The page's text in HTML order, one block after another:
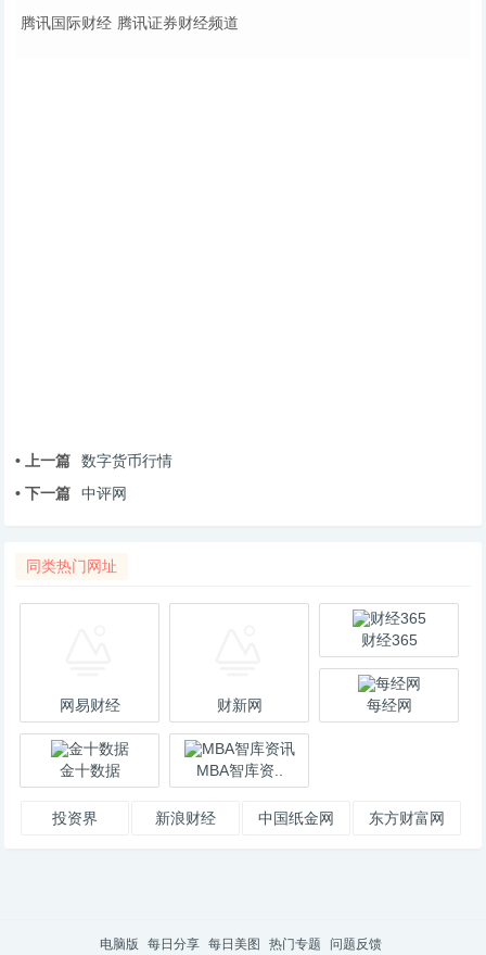
腾讯国际财经 腾讯证券财经频道
• 上一篇
数字货币行情
• 下一篇
中评网
同类热门网址
网易财经 财新网
财经365
每经网
金十数据 MBA智库资..
投资界 新浪财经 中国纸金网 东方财富网
电脑版 每日分享 每日美图 热门专题 问题反馈